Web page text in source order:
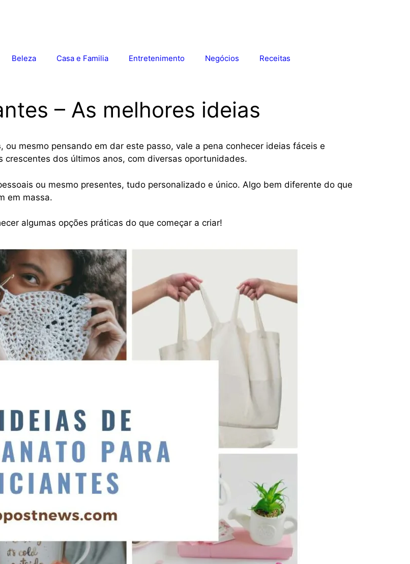
Beleza Casa e Familia Entretenimento Negócios Receitas
– As melhores ideias
, ou mesmo pensando em dar este passo, vale a pena conhecer ideias fáceis e
dos últimos anos, com diversas oportunidades.
ou mesmo presentes, tudo personalizado e único. Algo bem diferente do que
em massa.
algumas opções práticas do que começar a criar!